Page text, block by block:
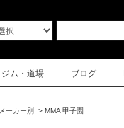
ジム・道場 ブログ
メーカー別 > MMA 甲子園